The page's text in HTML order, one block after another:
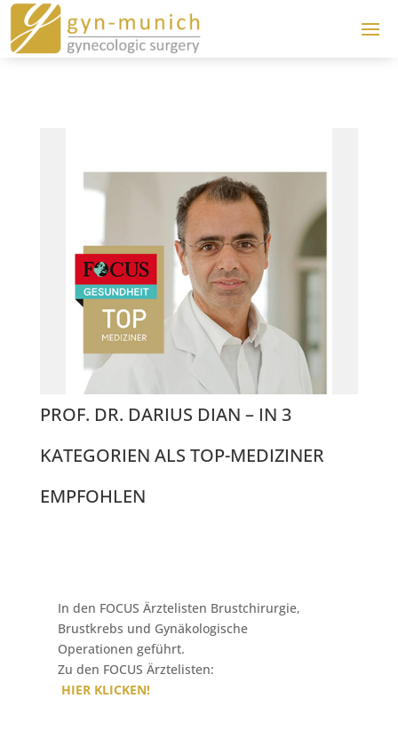
PROF. DR. DARIUS DIAN – IN 3
KATEGORIEN ALS TOP-MEDIZINER
EMPFOHLEN
In den FOCUS Ärztelisten Brustchirurgie,
Brustkrebs und Gynäkologische
Operationen geführt.
Zu den FOCUS Ärztelisten:
HIER KLICKEN!